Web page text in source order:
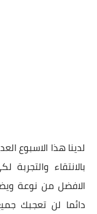
لدينا هذا الاسبوع
بالانتقاء
الافضل من نوعة
دائما لن تعجبك